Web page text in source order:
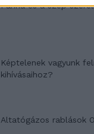
Panna és a szép
Képtelenek vagyunk
kihívásaihoz?
Altatógázos rablások